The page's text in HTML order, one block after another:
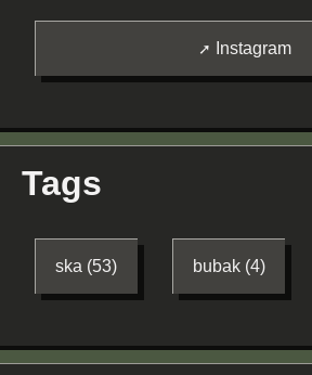
Instagram
Tags
ska (53) bubak (4)